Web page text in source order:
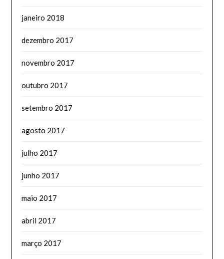
janeiro 2018
dezembro 2017
novembro 2017
outubro 2017
setembro 2017
agosto 2017
julho 2017
junho 2017
maio 2017
abril 2017
março 2017